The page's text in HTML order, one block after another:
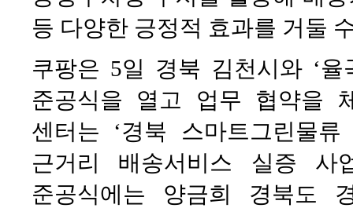
등 다양한 긍정적 효과를 거둘
쿠팡은 5일 경북 김천시와 ‘
준공식을 열고 업무 협약을
센터는 ‘경북 스마트그린물
근거리 배송서비스 실증
준공식에는 양금희 경북도